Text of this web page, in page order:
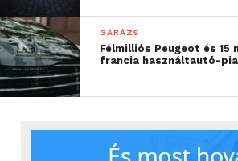
GARÁZS
Félmilliós Peugeot és 15
francia használtautó-